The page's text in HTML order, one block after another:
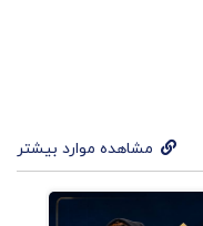
مشاهده موارد بیشتر